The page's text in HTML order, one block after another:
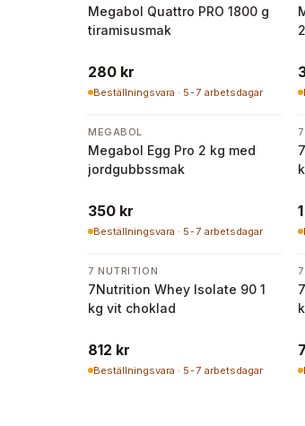
Megabol Quattro PRO 1800 g
tiramisusmak
280 kr
Beställningsvara · 5-7 arbetsdagar
MEGABOL
Megabol Egg Pro 2 kg med
jordgubbssmak
350 kr
Beställningsvara · 5-7 arbetsdagar
7 NUTRITION
7Nutrition Whey Isolate 90 1
kg vit choklad
812 kr
Beställningsvara · 5-7 arbetsdagar